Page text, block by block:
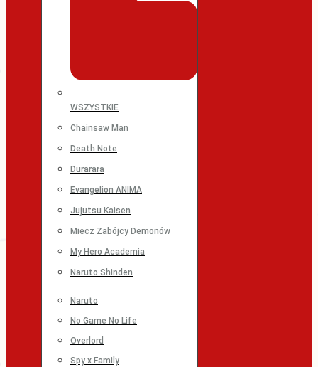
WSZYSTKIE
Chainsaw Man
Death Note
Durarara
Evangelion ANIMA
Jujutsu Kaisen
Miecz Zabójcy Demonów
My Hero Academia
Naruto Shinden
Naruto
No Game No Life
Overlord
Spy x Family